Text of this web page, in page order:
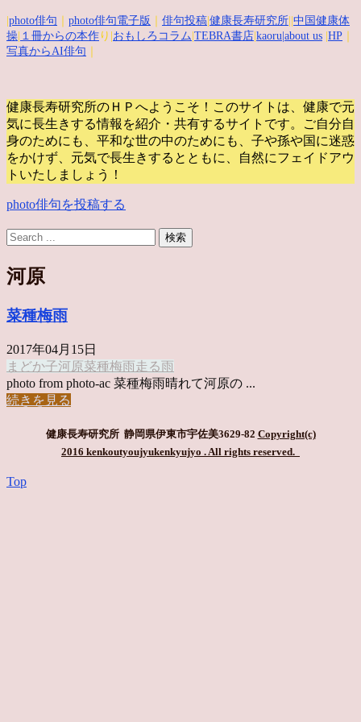
photo俳句 photo俳句電子版 俳句投稿 健康長寿研究所 中国健康体
操 １冊からの本作 り| おもしろコラム TEBRA書店 kaoru |about us HP
写真からAI俳句
健康長寿研究所のＨＰへようこそ！このサイトは、健康で元
気に長生きする情報を紹介・共有するサイトです。
ご自分自
身のためにも、平和な世の中のためにも、子や孫や国に迷惑
をかけず、元気で長生きするとともに、自然にフェイドアウ
トいたしましょう！
photo俳句を投稿する
河原
菜種梅雨
2017年04月15日
まどか子河原菜種梅雨走る雨
photo from photo-ac 菜種梅雨晴れて河原の ...
続きを見る
健康長寿研究所 静岡県伊東市宇佐美3629-82 Copyright(c)
2016 kenkoutyoujyukenkyujyo . All rights reserved.
Top